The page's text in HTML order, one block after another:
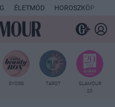
ÉLETMÓD HOROSZKÓP
SYOSS TAROT
GLAMOUR
20